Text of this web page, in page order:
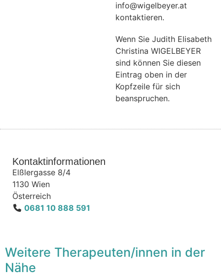
info@wigelbeyer.at
kontaktieren.
Wenn Sie Judith Elisabeth
Christina WIGELBEYER
sind können Sie diesen
Eintrag oben in der
Kopfzeile für sich
beanspruchen.
Kontaktinformationen
Elßlergasse 8/4
1130 Wien
Österreich
0681 10 888 591
Weitere Therapeuten/innen in der
Nähe